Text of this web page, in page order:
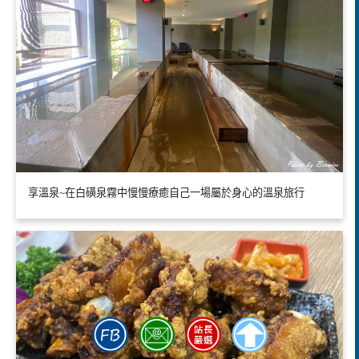
享溫泉~在白磺泉霧中慢慢療癒自己一場屬於身心的溫泉旅行